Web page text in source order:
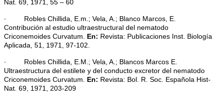
Nat. 69, 1971, 55 – 60
· Robles Chillida, E.m.; Vela, A.; Blanco Marcos, E.
Contribución al estudio ultraestructural del nematodo
Criconemoides Curvatum. En: Revista: Publicaciones Inst. Biología
Aplicada, 51, 1971, 97-102.
· Robles Chillida, E.M.; Vela, A.; Blancos Marcos E.
Ultraestructura del estilete y del conducto excretor del nematodo
Criconemoides Curvatum. En: Revista: Bol. R. Soc. Española Hist-
Nat. 69, 1971, 203-209